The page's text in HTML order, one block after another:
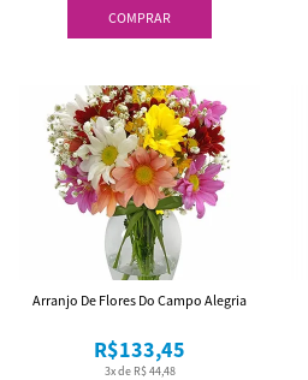
COMPRAR
3x de R$ 44,48
R$133,45
Arranjo De Flores Do Campo Alegria